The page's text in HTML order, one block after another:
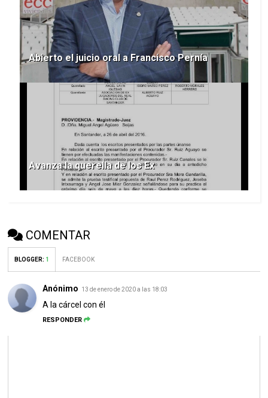
Abierto el juicio oral a Francisco Pernía
Avanza la querella de los Ex
COMENTAR
BLOGGER: 1 FACEBOOK
Anónimo 13 de enero de 2020 a las 18:03
A la cárcel con él
RESPONDER